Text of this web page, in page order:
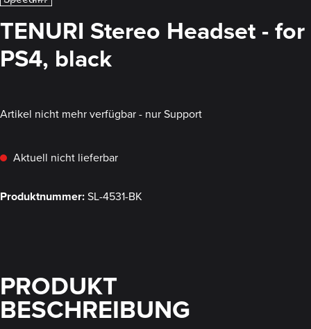
TENURI Stereo Headset - for
PS4, black
Artikel nicht mehr verfügbar - nur Support
Aktuell nicht lieferbar
Produktnummer:SL-4531-BK
PRODUKT
BESCHREIBUNG